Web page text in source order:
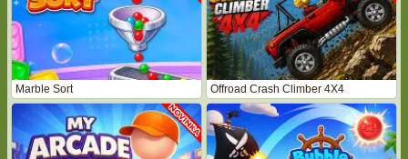
Marble Sort Offroad Crash Climber 4X4